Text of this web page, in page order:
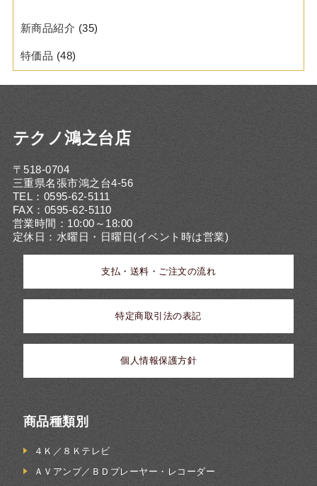
新商品紹介 (35)
特価品 (48)
テクノ鴻之台店
〒518-0704
三重県名張市鴻之台4-56
TEL：0595-62-5111
FAX：0595-62-5110
営業時間：10:00～18:00
定休日：水曜日・日曜日(イベント時は営業)
支払・送料・ご注文の流れ
特定商取引法の表記
個人情報保護方針
商品種類別
４Ｋ／８Ｋテレビ
ＡＶアンプ／ＢＤプレーヤー・レコーダー